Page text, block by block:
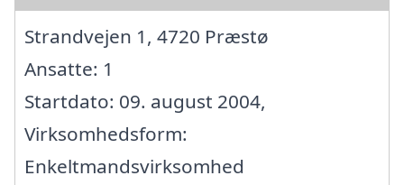
Strandvejen 1, 4720 Præstø
Ansatte: 1
Startdato: 09. august 2004,
Virksomhedsform:
Enkeltmandsvirksomhed